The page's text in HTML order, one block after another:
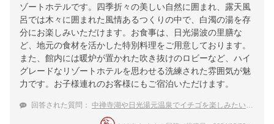
ゾートホテルです。四季折々の美しい自然に囲まれ、露天風
呂では木々に囲まれた風情あるつくりの中で、白濁の湯を存
分にお楽しみいただけます。お食事は、日光湯波の里膳な
ど、地元の食材を活かした特別料理をご用意しております。
また、館内には暖炉が置かれた吹き抜けのロビーなど、ハイ
グレードなリゾートホテルを思わせる洗練された雰囲気が魅
力です。お子様連れのお客様にもご宿泊いただけます。
回答された質問： 中禅寺湖や日光湯元温泉でイチゴを楽しみたいです